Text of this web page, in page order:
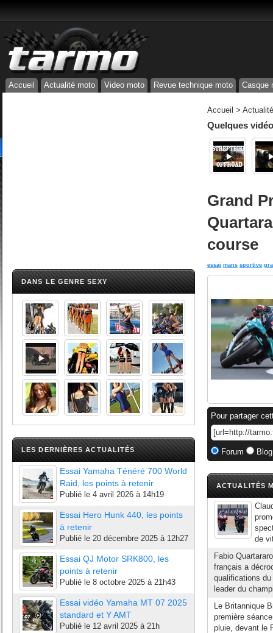
Accueil Actualité moto Video moto Revue technique moto Casque
DANS LE GENRE SEXY
LES DERNIÈRES ACTUALITÉS
Essai Yamaha Ténéré 700 World
Raid, les points à retenir
Publié le 4 avril 2026 à 14h19
Essai Hero Hunk 440, les points
à retenir
Publié le 20 décembre 2025 à 12h27
Essai QJ Motor SRK800, les
points à retenir
Publié le 8 octobre 2025 à 21h43
Essai vidéo Yamaha MT 07 2025
standard et Y AMT
Publié le 12 avril 2025 à 21h
Accueil >
Quelques
Grand
course
essai mans sportive
Pour partager
Forum
ACTUALITÉS
de
Fabio
français a
qualifications
leader du
Le Britannique
première
pluie, devant le